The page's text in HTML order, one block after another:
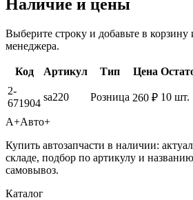
Наличие и цены
Выберите строку и добавьте в
менеджера.
Код Артикул Тип Цена
2-
671904
sa220 Розница 260 ₽ 10 шт.
А+Авто+
Купить автозапчасти в наличии:
складе, подбор по артикулу и
самовывоз.
Каталог